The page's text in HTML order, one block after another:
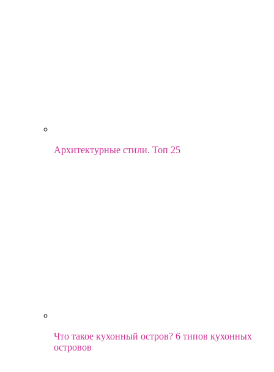
Архитектурные стили. Топ 25
Что такое кухонный остров? 6 типов кухонных
островов